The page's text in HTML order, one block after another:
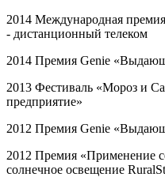
2014 Международная
- дистанционный телеком
2014 Премия Genie
2013 Фестиваль «Мороз и
предприятие»
2012 Премия Genie
2012 Премия «Применение
солнечное освещение